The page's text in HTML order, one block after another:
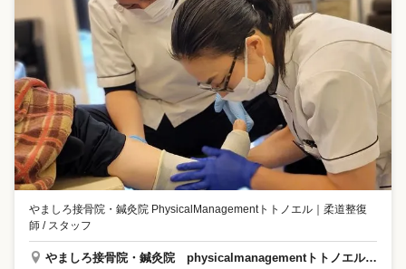
やましろ接骨院・鍼灸院 PhysicalManagementトトノエル ｜ 柔道整復
師 / スタッフ
やましろ接骨院・鍼灸院 physicalmanagementトトノエル みずほ台